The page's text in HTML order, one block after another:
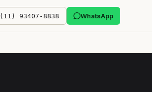
(11) 93407-8838 WhatsApp